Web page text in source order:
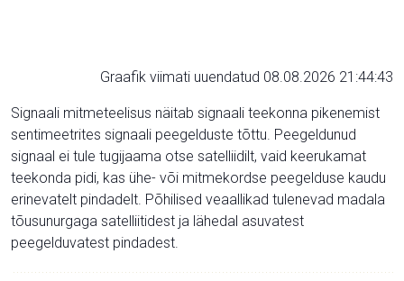
Graafik viimati uuendatud 08.08.2026 21:44:43
Signaali mitmeteelisus näitab signaali teekonna pikenemist
sentimeetrites signaali peegelduste tõttu. Peegeldunud
signaal ei tule tugijaama otse satelliidilt, vaid keerukamat
teekonda pidi, kas ühe- või mitmekordse peegelduse kaudu
erinevatelt pindadelt. Põhilised veaallikad tulenevad madala
tõusunurgaga satelliitidest ja lähedal asuvatest
peegelduvatest pindadest.